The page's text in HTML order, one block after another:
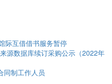
际互借借书服务暂停
源数据库续订采购公示（2022年
同制工作人员